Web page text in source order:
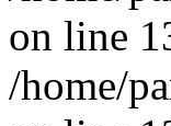
on line
/home/